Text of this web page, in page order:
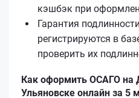
кэшбэк при
Гарантия
регистрируются в
проверить их
Как оформить ОСАГО на
Ульяновске онлайн за 5